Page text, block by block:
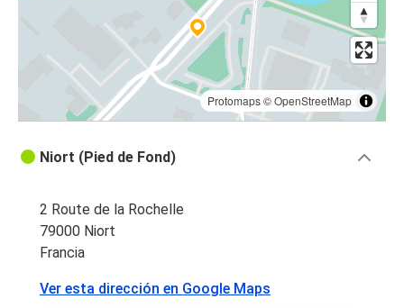
Protomaps©OpenStreetMap
Niort (Pied de Fond)
2 Route de la Rochelle
79000 Niort
Francia
Ver esta dirección en Google Maps